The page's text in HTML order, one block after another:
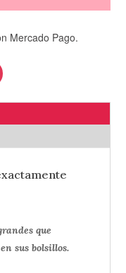
Mercado Pago.
que
sus bolsillos.